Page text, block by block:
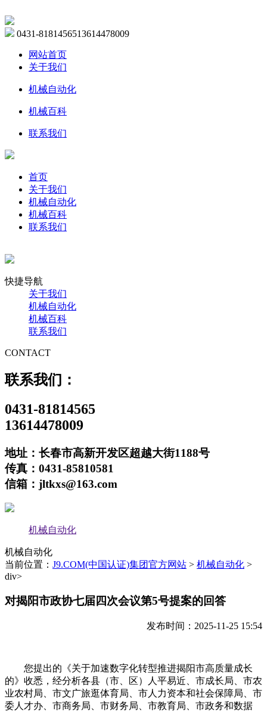
0431-8181456513614478009
网站首页
关于我们
机械自动化
机械百科
联系我们
首页
关于我们
机械自动化
机械百科
联系我们
快捷导航
关于我们
机械自动化
机械百科
联系我们
CONTACT
联系我们：
0431-81814565
13614478009
地址：长春市高新开发区超越大街1188号
传真：0431-85810581
信箱：jltkxs@163.com
机械自动化
机械自动化
当前位置： J9.COM(中国认证)集团官方网站 > 机械自动化 >
div>
对揭阳市政协七届四次会议第5号提案的回答
发布时间：2025-11-25 15:54
您提出的《关于加速数字化转型推进揭阳市高质量成长
的》收悉，经分析各县（市、区）人平易近、市成长局、市农
业农村局、市文广旅逛体育局、市人力资本和社会保障局、市
委人才办、市商务局、市财务局、市教育局、市政务和数据